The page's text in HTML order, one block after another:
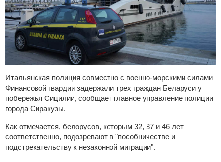
Итальянская полиция совместно с военно-морскими силами
Финансовой гвардии задержали трех граждан Беларуси у
побережья Сицилии, сообщает главное управление полиции
города Сиракузы.
Как отмечается, белорусов, которым 32, 37 и 46 лет
соответственно, подозревают в "пособничестве и
подстрекательству к незаконной миграции".